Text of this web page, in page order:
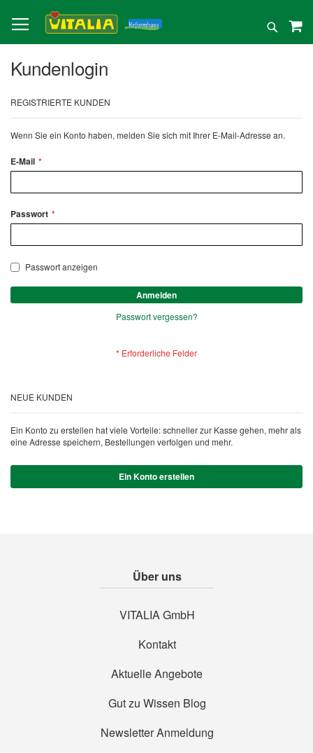
zum
Inhalt
Suche
Kundenlogin
REGISTRIERTE KUNDEN
Wenn Sie ein Konto haben, melden Sie sich mit Ihrer E-Mail-Adresse an.
E-Mail
Passwort
Passwort anzeigen
Anmelden
Passwort vergessen?
NEUE KUNDEN
Ein Konto zu erstellen hat viele Vorteile: schneller zur Kasse gehen, mehr als
eine Adresse speichern, Bestellungen verfolgen und mehr.
Ein Konto erstellen
Über uns
VITALIA GmbH
Kontakt
Aktuelle Angebote
Gut zu Wissen Blog
Newsletter Anmeldung